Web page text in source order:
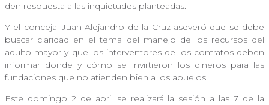
den respuesta a las inquietudes planteadas.
Y el concejal Juan Alejandro de la Cruz aseveró que se debe
buscar claridad en el tema del manejo de los recursos del
adulto mayor y que los interventores de los contratos deben
informar donde y cómo se invirtieron los dineros para las
fundaciones que no atienden bien a los abuelos.
Este domingo 2 de abril se realizará la sesión a las 7 de la